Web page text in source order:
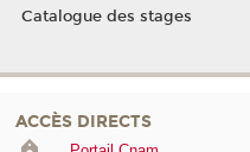
Catalogue des stages
ACCÈS DIRECTS